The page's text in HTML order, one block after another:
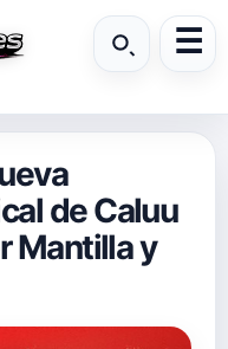
de Caluu
Mantilla y